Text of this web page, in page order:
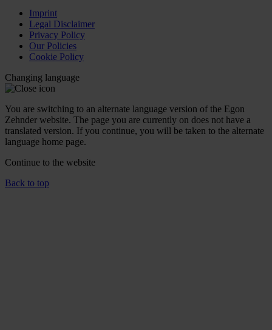
Imprint
Legal Disclaimer
Privacy Policy
Our Policies
Cookie Policy
Changing language
You are switching to an alternate language version of the Egon
Zehnder website. The page you are currently on does not have a
translated version. If you continue, you will be taken to the alternate
language home page.
Continue to the website
Back to top